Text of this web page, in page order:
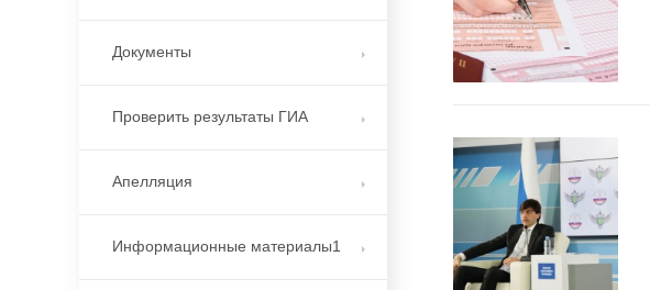
Документы
Проверить результаты ГИА
Апелляция
Информационные материалы1